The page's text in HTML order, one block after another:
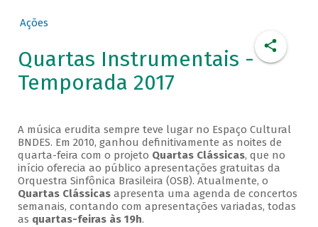
Ações
Quartas Instrumentais -
Temporada 2017
A música erudita sempre teve lugar no Espaço Cultural
BNDES. Em 2010, ganhou definitivamente as noites de
quarta-feira com o projeto Quartas Clássicas, que no
início oferecia ao público apresentações gratuitas da
Orquestra Sinfônica Brasileira (OSB). Atualmente, o
Quartas Clássicasapresenta uma agenda de concertos
semanais, contando com apresentações variadas, todas
as quartas-feiras às 19h.